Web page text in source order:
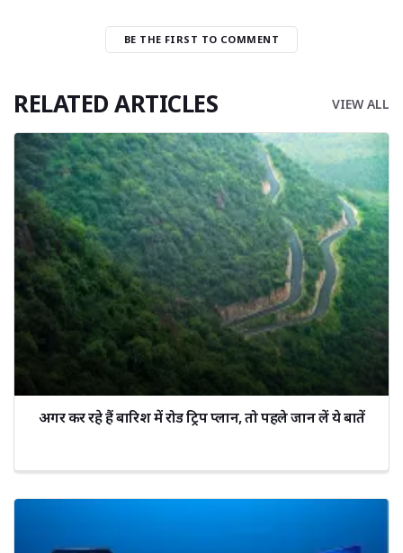
BE THE FIRST TO COMMENT
RELATED ARTICLES VIEW ALL
अगर कर रहे हैं बारिश में रोड ट्रिप प्लान, तो पहले जान लें ये बातें